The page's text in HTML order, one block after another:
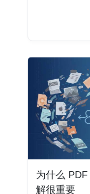
为什么
解很重要